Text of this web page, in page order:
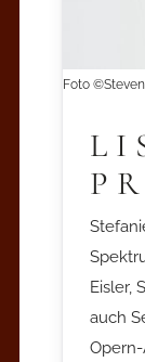
Foto
Eisler,
auch